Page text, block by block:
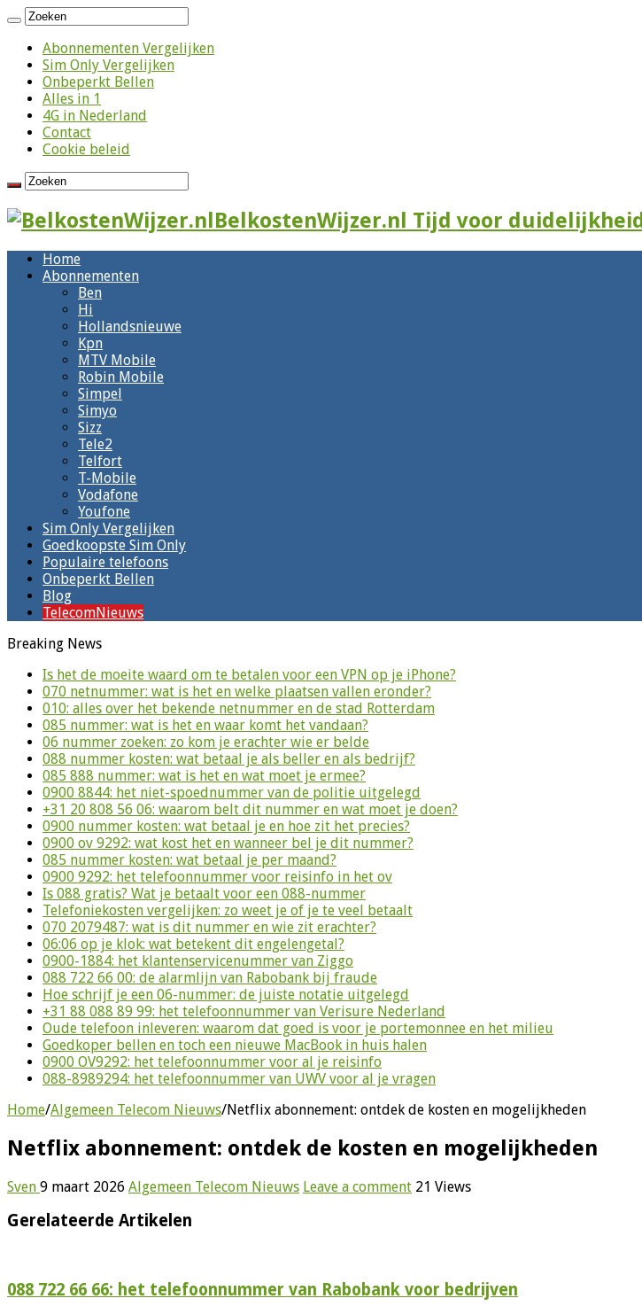
Abonnementen Vergelijken
Sim Only Vergelijken
Onbeperkt Bellen
Alles in 1
4G in Nederland
Contact
Cookie beleid
BelkostenWijzer.nl Tijd voor duidelijkheid
Home
Abonnementen
Ben
Hi
Hollandsnieuwe
Kpn
MTV Mobile
Robin Mobile
Simpel
Simyo
Sizz
Tele2
Telfort
T-Mobile
Vodafone
Youfone
Sim Only Vergelijken
Goedkoopste Sim Only
Populaire telefoons
Onbeperkt Bellen
Blog
TelecomNieuws
Breaking News
Is het de moeite waard om te betalen voor een VPN op je iPhone?
070 netnummer: wat is het en welke plaatsen vallen eronder?
010: alles over het bekende netnummer en de stad Rotterdam
085 nummer: wat is het en waar komt het vandaan?
06 nummer zoeken: zo kom je erachter wie er belde
088 nummer kosten: wat betaal je als beller en als bedrijf?
085 888 nummer: wat is het en wat moet je ermee?
0900 8844: het niet-spoednummer van de politie uitgelegd
+31 20 808 56 06: waarom belt dit nummer en wat moet je doen?
0900 nummer kosten: wat betaal je en hoe zit het precies?
0900 ov 9292: wat kost het en wanneer bel je dit nummer?
085 nummer kosten: wat betaal je per maand?
0900 9292: het telefoonnummer voor reisinfo in het ov
Is 088 gratis? Wat je betaalt voor een 088-nummer
Telefoniekosten vergelijken: zo weet je of je te veel betaalt
070 2079487: wat is dit nummer en wie zit erachter?
06:06 op je klok: wat betekent dit engelengetal?
0900-1884: het klantenservicenummer van Ziggo
088 722 66 00: de alarmlijn van Rabobank bij fraude
Hoe schrijf je een 06-nummer: de juiste notatie uitgelegd
+31 88 088 89 99: het telefoonnummer van Verisure Nederland
Oude telefoon inleveren: waarom dat goed is voor je portemonnee en het milieu
Goedkoper bellen en toch een nieuwe MacBook in huis halen
0900 OV9292: het telefoonnummer voor al je reisinfo
088-8989294: het telefoonnummer van UWV voor al je vragen
Home/Algemeen Telecom Nieuws/Netflix abonnement: ontdek de kosten en mogelijkheden
Netflix abonnement: ontdek de kosten en mogelijkheden
Sven 9 maart 2026 Algemeen Telecom Nieuws Leave a comment 21 Views
Gerelateerde Artikelen
088 722 66 66: het telefoonnummer van Rabobank voor bedrijven